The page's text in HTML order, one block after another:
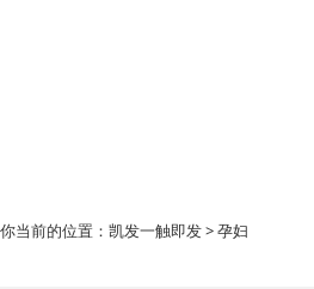
你当前的位置： 凯发一触即发> 孕妇